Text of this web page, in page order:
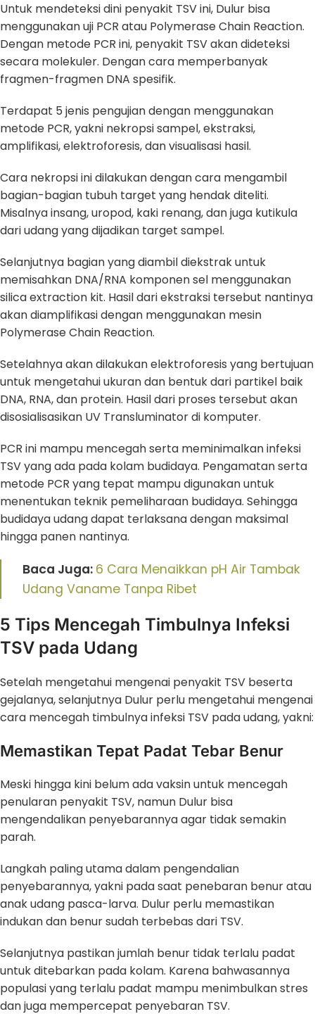
Untuk mendeteksi dini penyakit TSV ini, Dulur bisa
menggunakan uji PCR atau Polymerase Chain Reaction.
Dengan metode PCR ini, penyakit TSV akan dideteksi
secara molekuler. Dengan cara memperbanyak
fragmen-fragmen DNA spesifik.
Terdapat 5 jenis pengujian dengan menggunakan
metode PCR, yakni nekropsi sampel, ekstraksi,
amplifikasi, elektroforesis, dan visualisasi hasil.
Cara nekropsi ini dilakukan dengan cara mengambil
bagian-bagian tubuh target yang hendak diteliti.
Misalnya insang, uropod, kaki renang, dan juga kutikula
dari udang yang dijadikan target sampel.
Selanjutnya bagian yang diambil diekstrak untuk
memisahkan DNA/RNA komponen sel menggunakan
silica extraction kit. Hasil dari ekstraksi tersebut nantinya
akan diamplifikasi dengan menggunakan mesin
Polymerase Chain Reaction.
Setelahnya akan dilakukan elektroforesis yang bertujuan
untuk mengetahui ukuran dan bentuk dari partikel baik
DNA, RNA, dan protein. Hasil dari proses tersebut akan
disosialisasikan UV Transluminator di komputer.
PCR ini mampu mencegah serta meminimalkan infeksi
TSV yang ada pada kolam budidaya. Pengamatan serta
metode PCR yang tepat mampu digunakan untuk
menentukan teknik pemeliharaan budidaya. Sehingga
budidaya udang dapat terlaksana dengan maksimal
hingga panen nantinya.
Baca Juga: 6 Cara Menaikkan pH Air Tambak
Udang Vaname Tanpa Ribet
5 Tips Mencegah Timbulnya Infeksi
TSV pada Udang
Setelah mengetahui mengenai penyakit TSV beserta
gejalanya, selanjutnya Dulur perlu mengetahui mengenai
cara mencegah timbulnya infeksi TSV pada udang, yakni:
Memastikan Tepat Padat Tebar Benur
Meski hingga kini belum ada vaksin untuk mencegah
penularan penyakit TSV, namun Dulur bisa
mengendalikan penyebarannya agar tidak semakin
parah.
Langkah paling utama dalam pengendalian
penyebarannya, yakni pada saat penebaran benur atau
anak udang pasca-larva. Dulur perlu memastikan
indukan dan benur sudah terbebas dari TSV.
Selanjutnya pastikan jumlah benur tidak terlalu padat
untuk ditebarkan pada kolam. Karena bahwasannya
populasi yang terlalu padat mampu menimbulkan stres
dan juga mempercepat penyebaran TSV.